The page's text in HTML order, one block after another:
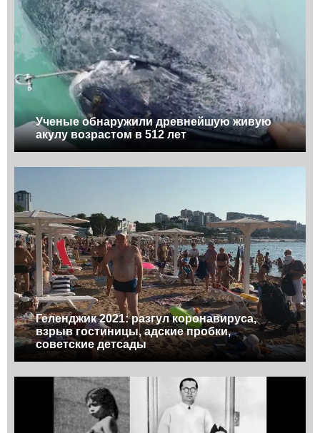
Ученые обнаружили древнейшую живую
акулу возрастом в 512 лет
Геленджик 2021: разгул коронавируса,
взрыв гостиницы, адские пробки,
советские детсады